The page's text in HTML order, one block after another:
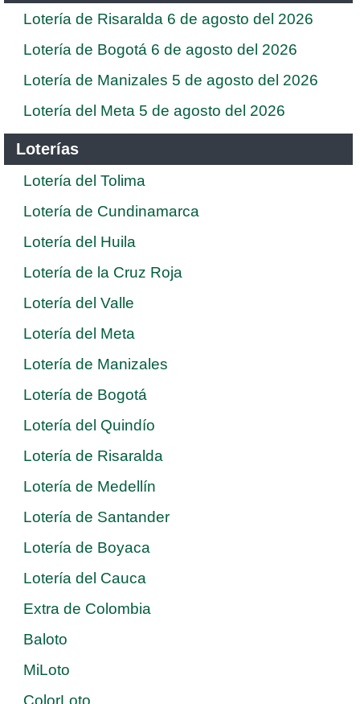
Lotería de Risaralda 6 de agosto del 2026
Lotería de Bogotá 6 de agosto del 2026
Lotería de Manizales 5 de agosto del 2026
Lotería del Meta 5 de agosto del 2026
Loterías
Lotería del Tolima
Lotería de Cundinamarca
Lotería del Huila
Lotería de la Cruz Roja
Lotería del Valle
Lotería del Meta
Lotería de Manizales
Lotería de Bogotá
Lotería del Quindío
Lotería de Risaralda
Lotería de Medellín
Lotería de Santander
Lotería de Boyaca
Lotería del Cauca
Extra de Colombia
Baloto
MiLoto
ColorLoto